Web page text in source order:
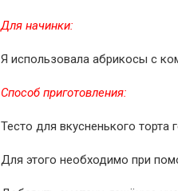
Для начинки:
Я использовала абрикосы с
Способ приготовления:
Тесто для вкусненького торта
Для этого необходимо при